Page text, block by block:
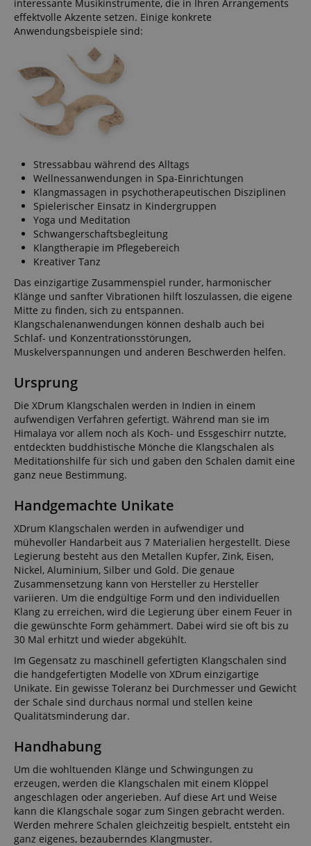
interessante Musikinstrumente, die in Ihren Arrangements
effektvolle Akzente setzen. Einige konkrete
Anwendungsbeispiele sind:
Stressabbau während des Alltags
Wellnessanwendungen in Spa-Einrichtungen
Klangmassagen in psychotherapeutischen Disziplinen
Spielerischer Einsatz in Kindergruppen
Yoga und Meditation
Schwangerschaftsbegleitung
Klangtherapie im Pflegebereich
Kreativer Tanz
Das einzigartige Zusammenspiel runder, harmonischer
Klänge und sanfter Vibrationen hilft loszulassen, die eigene
Mitte zu finden, sich zu entspannen.
Klangschalenanwendungen können deshalb auch bei
Schlaf- und Konzentrationsstörungen,
Muskelverspannungen und anderen Beschwerden helfen.
Ursprung
Die XDrum Klangschalen werden in Indien in einem
aufwendigen Verfahren gefertigt. Während man sie im
Himalaya vor allem noch als Koch- und Essgeschirr nutzte,
entdeckten buddhistische Mönche die Klangschalen als
Meditationshilfe für sich und gaben den Schalen damit eine
ganz neue Bestimmung.
Handgemachte Unikate
XDrum Klangschalen werden in aufwendiger und
mühevoller Handarbeit aus 7 Materialien hergestellt. Diese
Legierung besteht aus den Metallen Kupfer, Zink, Eisen,
Nickel, Aluminium, Silber und Gold. Die genaue
Zusammensetzung kann von Hersteller zu Hersteller
variieren. Um die endgültige Form und den individuellen
Klang zu erreichen, wird die Legierung über einem Feuer in
die gewünschte Form gehämmert. Dabei wird sie oft bis zu
30 Mal erhitzt und wieder abgekühlt.
Im Gegensatz zu maschinell gefertigten Klangschalen sind
die handgefertigten Modelle von XDrum einzigartige
Unikate. Ein gewisse Toleranz bei Durchmesser und Gewicht
der Schale sind durchaus normal und stellen keine
Qualitätsminderung dar.
Handhabung
Um die wohltuenden Klänge und Schwingungen zu
erzeugen, werden die Klangschalen mit einem Klöppel
angeschlagen oder angerieben. Auf diese Art und Weise
kann die Klangschale sogar zum Singen gebracht werden.
Werden mehrere Schalen gleichzeitig bespielt, entsteht ein
ganz eigenes, bezauberndes Klangmuster.